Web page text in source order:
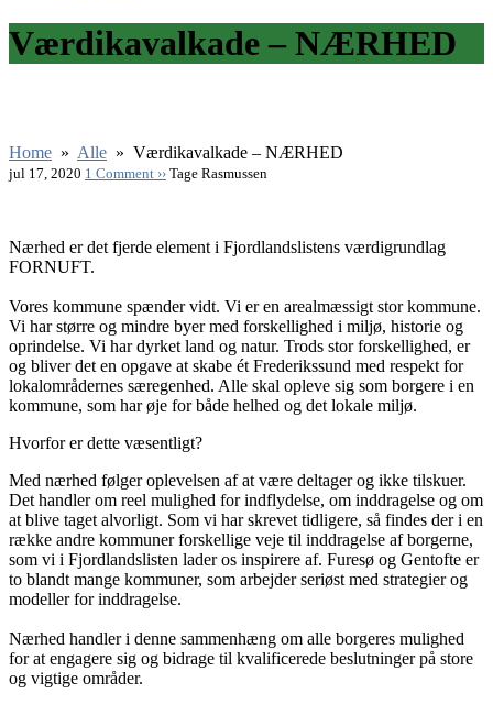
Værdikavalkade – NÆRHED
Home » Alle » Værdikavalkade – NÆRHED
jul 17, 2020 1 Comment ›› Tage Rasmussen
Nærhed er det fjerde element i Fjordlandslistens værdigrundlag
FORNUFT.
Vores kommune spænder vidt. Vi er en arealmæssigt stor kommune.
Vi har større og mindre byer med forskellighed i miljø, historie og
oprindelse. Vi har dyrket land og natur. Trods stor forskellighed, er
og bliver det en opgave at skabe ét Frederikssund med respekt for
lokalområdernes særegenhed. Alle skal opleve sig som borgere i en
kommune, som har øje for både helhed og det lokale miljø.
Hvorfor er dette væsentligt?
Med nærhed følger oplevelsen af at være deltager og ikke tilskuer.
Det handler om reel mulighed for indflydelse, om inddragelse og om
at blive taget alvorligt. Som vi har skrevet tidligere, så findes der i en
række andre kommuner forskellige veje til inddragelse af borgerne,
som vi i Fjordlandslisten lader os inspirere af. Furesø og Gentofte er
to blandt mange kommuner, som arbejder seriøst med strategier og
modeller for inddragelse.
Nærhed handler i denne sammenhæng om alle borgeres mulighed
for at engagere sig og bidrage til kvalificerede beslutninger på store
og vigtige områder.